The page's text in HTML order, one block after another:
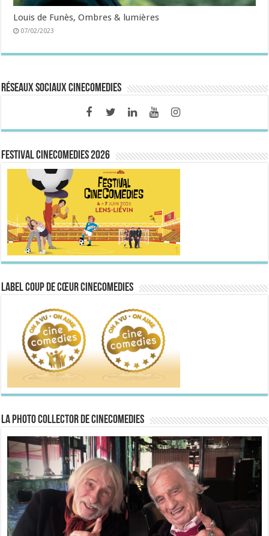
Louis de Funès, Ombres & lumières
07/02/2023
Réseaux sociaux CineComedies
FESTIVAL CINECOMEDIES 2026
Label Coup de Cœur CineComedies
La Photo collector de CineComedies